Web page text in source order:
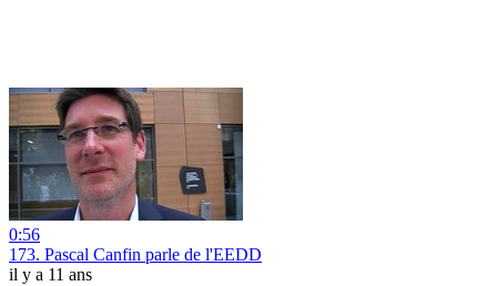
0:56
173. Pascal Canfin parle de l'EEDD
il y a 11 ans